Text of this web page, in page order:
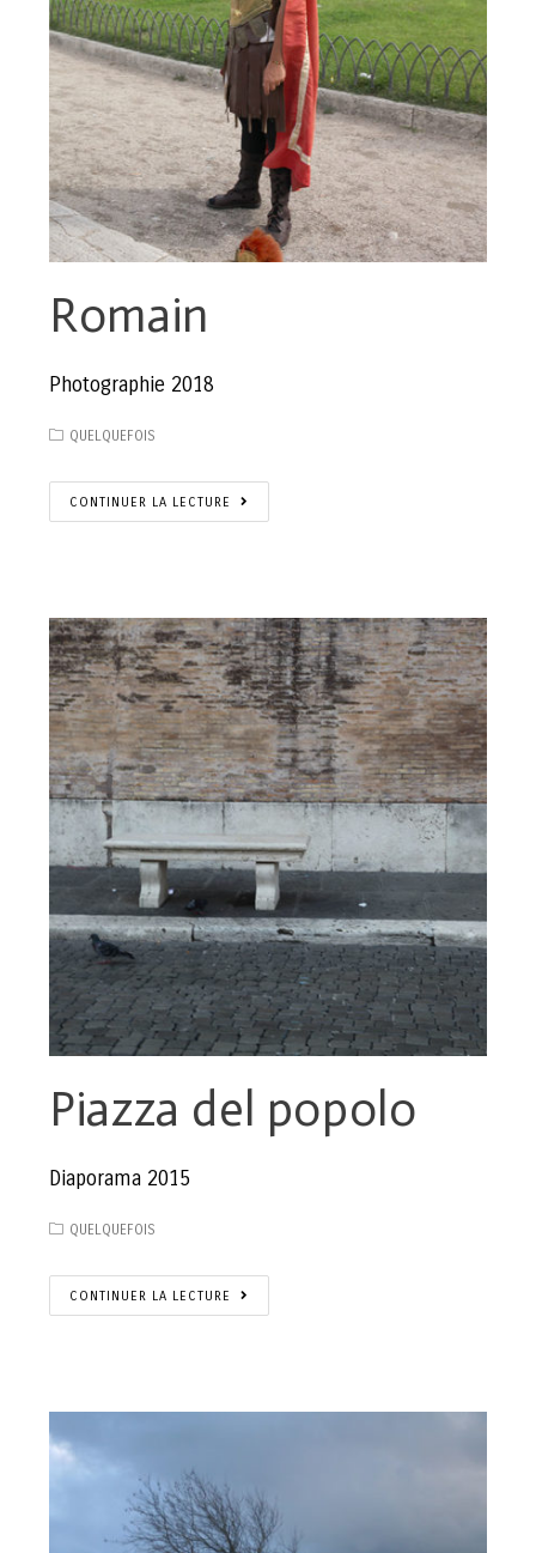
Romain
Photographie 2018
QUELQUEFOIS
CONTINUER LA LECTURE
Piazza del popolo
Diaporama 2015
QUELQUEFOIS
CONTINUER LA LECTURE